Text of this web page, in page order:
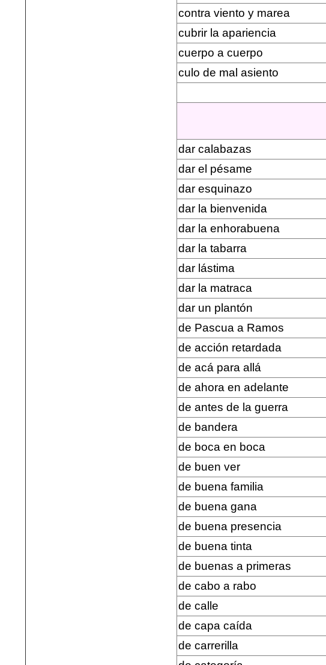
contra viento y marea
cubrir la apariencia
cuerpo a cuerpo
culo de mal asiento
dar calabazas
dar el pésame
dar esquinazo
dar la bienvenida
dar la enhorabuena
dar la tabarra
dar lástima
dar la matraca
dar un plantón
de Pascua a Ramos
de acción retardada
de acá para allá
de ahora en adelante
de antes de la guerra
de bandera
de boca en boca
de buen ver
de buena familia
de buena gana
de buena presencia
de buena tinta
de buenas a primeras
de cabo a rabo
de calle
de capa caída
de carrerilla